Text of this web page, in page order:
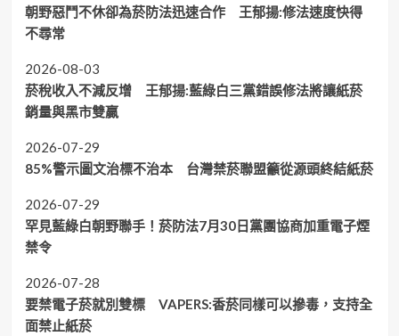
朝野惡鬥不休卻為菸防法迅速合作 王郁揚:修法速度快得
不尋常
2026-08-03
菸稅收入不減反增 王郁揚:藍綠白三黨錯誤修法將讓紙菸
銷量與黑市雙贏
2026-07-29
85%警示圖文治標不治本 台灣禁菸聯盟籲從源頭終結紙菸
2026-07-29
罕見藍綠白朝野聯手！菸防法7月30日黨團協商加重電子煙
禁令
2026-07-28
要禁電子菸就別雙標 VAPERS:香菸同樣可以摻毒，支持全
面禁止紙菸